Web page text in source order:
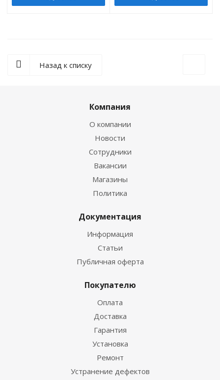
Назад к списку
Компания
О компании
Новости
Сотрудники
Вакансии
Магазины
Политика
Документация
Информация
Статьи
Публичная оферта
Покупателю
Оплата
Доставка
Гарантия
Установка
Ремонт
Устранение дефектов